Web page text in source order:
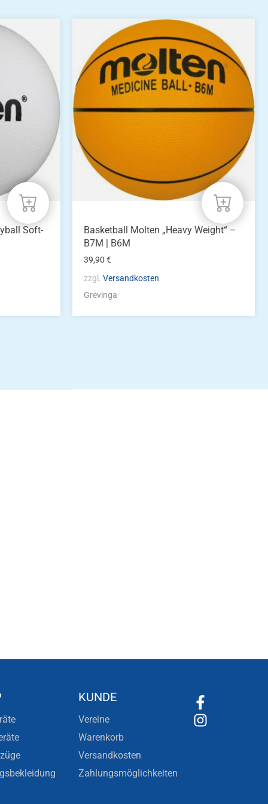
Soft-
Produkt
weist
mehrere
Varianten
Optionen
auf
der
Produktseite
gewählt
Basketball Molten „Heavy Weight“ –
B7M | B6M
39,90€
zzgl.Versandkosten
Grevinga
KUNDE
Vereine
Warenkorb
Versandkosten
Zahlungsmöglichkeiten